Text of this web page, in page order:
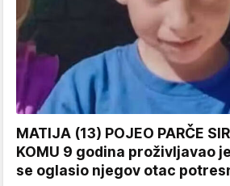
MATIJA (13) POJEO PARČE
KOMU 9 godina proživljavao
se oglasio njegov otac